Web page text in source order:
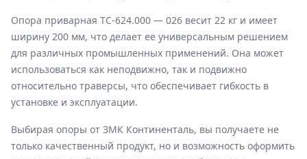
Опора приварная ТС-624.000 — 026 весит 22 кг и имеет
ширину 200 мм, что делает ее универсальным решением
для различных промышленных применений. Она может
использоваться как неподвижно, так и подвижно
относительно траверсы, что обеспечивает гибкость в
установке и эксплуатации.
Выбирая опоры от ЗМК Континенталь, вы получаете не
только качественный продукт, но и возможность оформить